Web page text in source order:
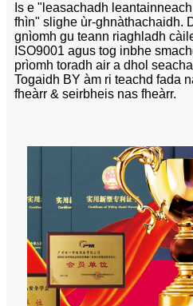
Is e "leasachadh
fhìn" slighe ùr-ghnàthachaidh.
gnìomh gu teann riaghladh
ISO9001 agus tog inbhe
prìomh toradh air a dhol
Togaidh BY àm ri teachd fada
fheàrr & seirbheis nas fheàrr.